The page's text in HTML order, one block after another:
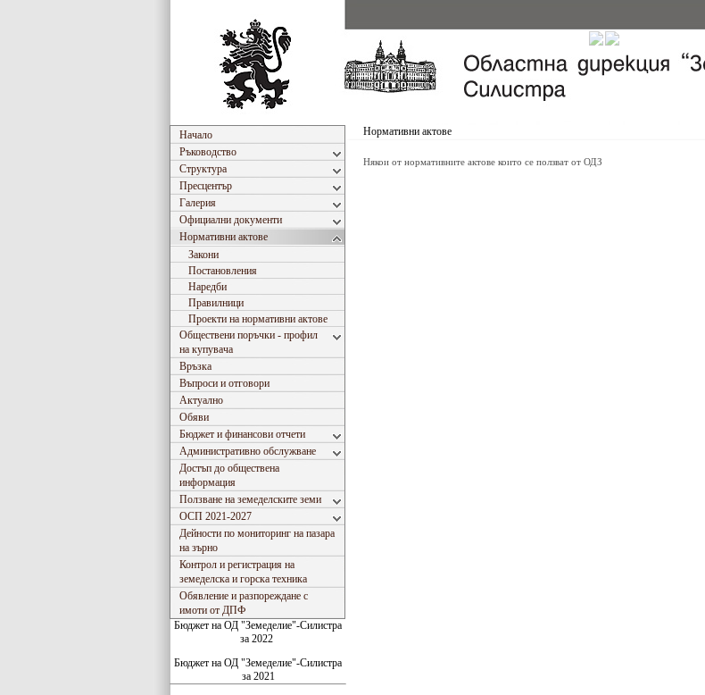
Начало
Ръководство
Структура
Пресцентър
Галерия
Официални документи
Нормативни актове
Закони
Постановления
Наредби
Правилници
Проекти на нормативни актове
Обществени поръчки - профил
на купувача
Връзка
Въпроси и отговори
Актуално
Обяви
Бюджет и финансови отчети
Административно обслужване
Достъп до обществена
информация
Ползване на земеделските земи
ОСП 2021-2027
Дейности по мониторинг на пазара
на зърно
Контрол и регистрация на
земеделска и горска техника
Обявление и разпореждане с
имоти от ДПФ
Бюджет на ОД "Земеделие"-Силистра
за 2022
Бюджет на ОД "Земеделие"-Силистра
за 2021
Нормативни актове
Някои от нормативните актове които се ползват от ОДЗ